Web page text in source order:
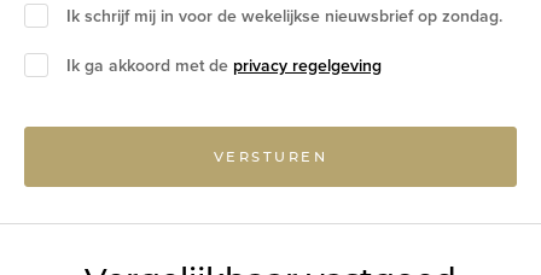
Ik schrijf mij in voor de wekelijkse nieuwsbrief op zondag.
Ik ga akkoord met de privacy regelgeving
VERSTUREN